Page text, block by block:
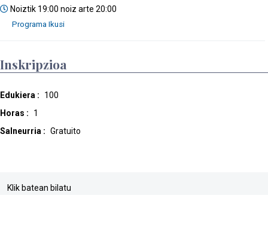
Noiztik 19:00 noiz arte 20:00
Inskripzioa
Edukiera :
100
Horas :
1
Salneurria : Gratuito
Klik batean bilatu